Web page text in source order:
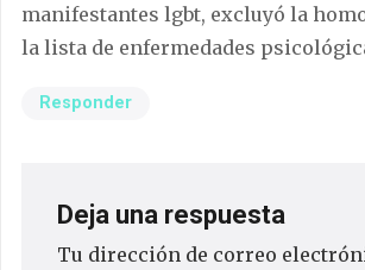
manifestantes lgbt, excluyó la
la lista de enfermedades
Responder
Deja una respuesta
Tu dirección de correo